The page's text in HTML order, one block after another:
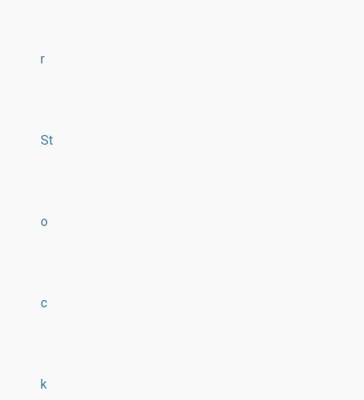
r
St
o
c
k